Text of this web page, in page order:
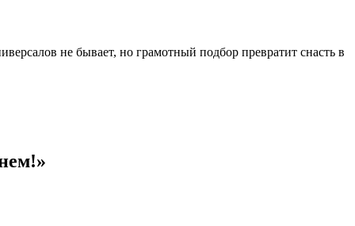
не бывает, но грамотный подбор превратит снасть в